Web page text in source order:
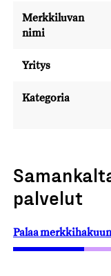
Merkkiluvan
nimi
Yritys
Kategoria
palvelut
Palaa merkkihakuun